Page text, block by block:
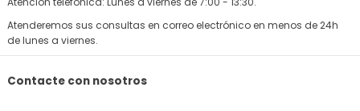
Atenderemos sus consultas en correo electrónico en menos de 24h
de lunes a viernes.
Contacte con nosotros